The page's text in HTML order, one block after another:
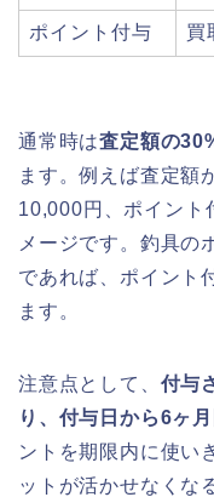
ポイント付与 買
通常時は査定額の
ます。例えば査定額
10,000円、ポイント
メージです。釣具の
であれば、ポイント
ます。
注意点として、 付与
り、付与日から6ヶ
ントを期限内に使い
ットが活かせなくな